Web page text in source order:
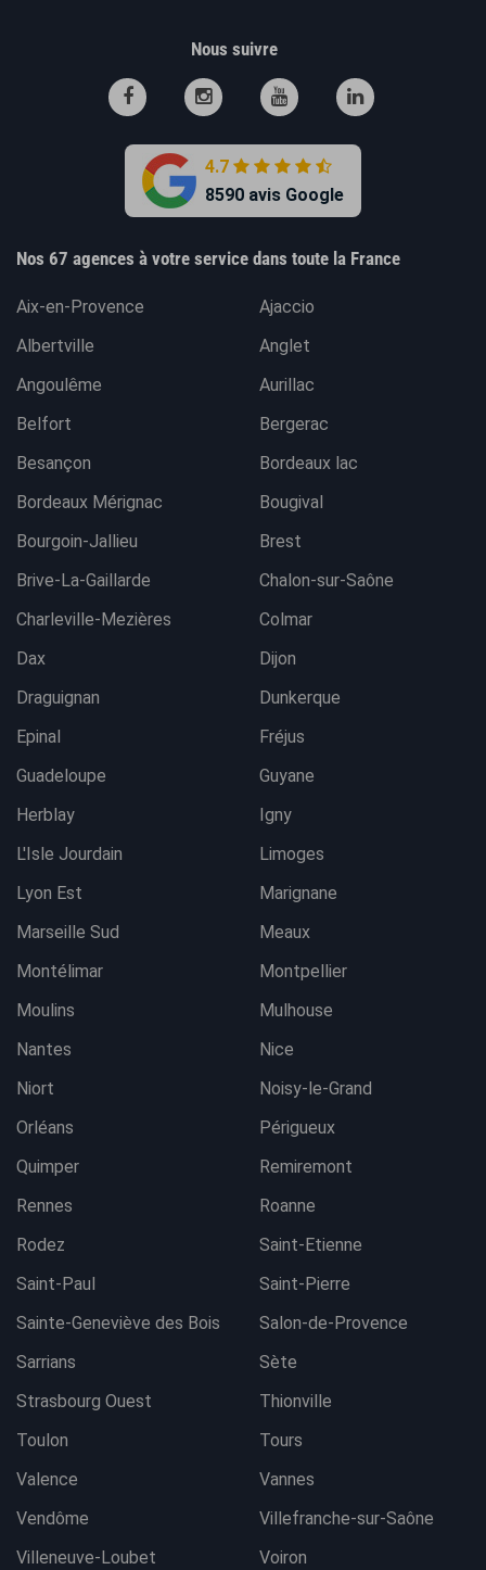
Nous suivre
4.7
8590 avis Google
Nos 67 agences à votre service dans toute la France
Aix-en-Provence
Ajaccio
Albertville
Anglet
Angoulême
Aurillac
Belfort
Bergerac
Besançon
Bordeaux lac
Bordeaux Mérignac
Bougival
Bourgoin-Jallieu
Brest
Brive-La-Gaillarde
Chalon-sur-Saône
Charleville-Mezières
Colmar
Dax
Dijon
Draguignan
Dunkerque
Epinal
Fréjus
Guadeloupe
Guyane
Herblay
Igny
L'Isle Jourdain
Limoges
Lyon Est
Marignane
Marseille Sud
Meaux
Montélimar
Montpellier
Moulins
Mulhouse
Nantes
Nice
Niort
Noisy-le-Grand
Orléans
Périgueux
Quimper
Remiremont
Rennes
Roanne
Rodez
Saint-Etienne
Saint-Paul
Saint-Pierre
Sainte-Geneviève des Bois
Salon-de-Provence
Sarrians
Sète
Strasbourg Ouest
Thionville
Toulon
Tours
Valence
Vannes
Vendôme
Villefranche-sur-Saône
Villeneuve-Loubet
Voiron